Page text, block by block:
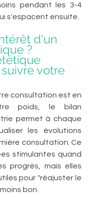
pendant les 3-4
d'un
?
votre
consultation est en
poids, le bilan
permet à chaque
les évolutions
consultation. Ce
stimulantes quand
progrès, mais elles
pour "réajuster le
bon.